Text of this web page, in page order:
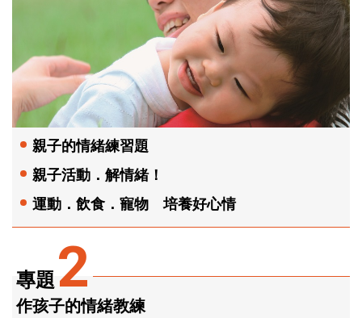
專題2
作孩子的情緒教練
親子的情緒練習題
親子活動．解情緒！
運動．飲食．寵物 培養好心情